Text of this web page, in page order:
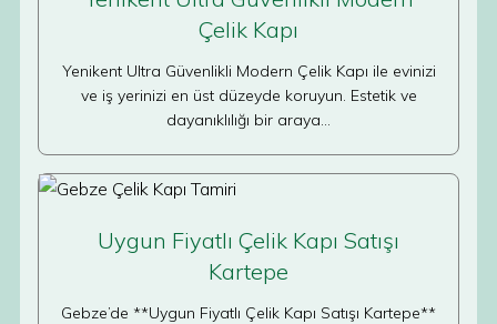
Çelik Kapı
Yenikent Ultra Güvenlikli Modern Çelik Kapı ile evinizi
ve iş yerinizi en üst düzeyde koruyun. Estetik ve
dayanıklılığı bir araya…
Uygun Fiyatlı Çelik Kapı Satışı
Kartepe
Gebze’de **Uygun Fiyatlı Çelik Kapı Satışı Kartepe**